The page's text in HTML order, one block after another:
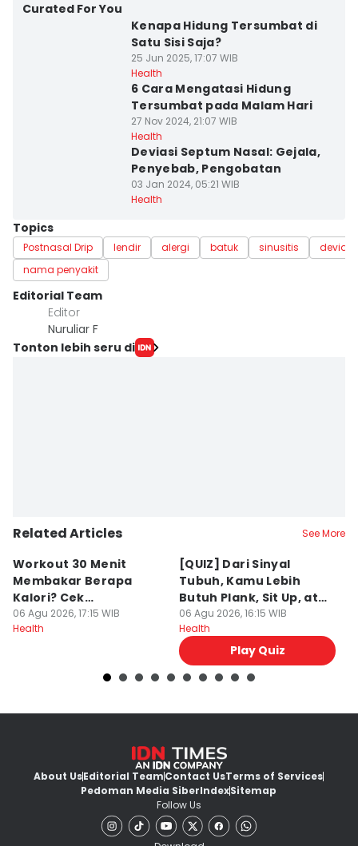
Curated For You
Kenapa Hidung Tersumbat di
Satu Sisi Saja?
25 Jun 2025, 17:07 WIB
Health
6 Cara Mengatasi Hidung
Tersumbat pada Malam Hari
27 Nov 2024, 21:07 WIB
Health
Deviasi Septum Nasal: Gejala,
Penyebab, Pengobatan
03 Jan 2024, 05:21 WIB
Health
Topics
Postnasal Drip lendir alergi batuk sinusitis
nama penyakit
Editorial Team
Editor
Nuruliar F
Tonton lebih seru di
Related Articles See More
Workout 30 Menit
Membakar Berapa
Kalori? Cek
Perbandingannya
06 Agu 2026, 17:15 WIB
Health
[QUIZ] Dari Sinyal
Tubuh, Kamu Lebih
Butuh Plank, Sit Up, atau
Push Up?
06 Agu 2026, 16:15 WIB
Health
Play Quiz
About UsEditorial TeamContact UsTerms of Services
Pedoman Media SiberIndexSitemap
Follow Us